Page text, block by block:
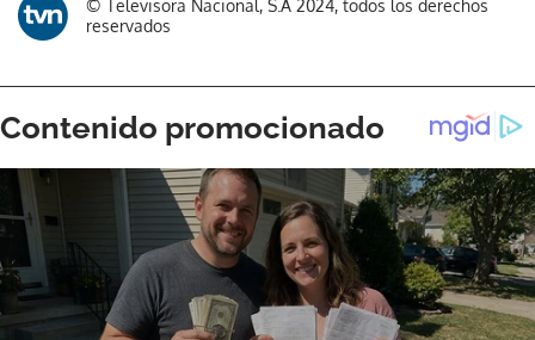
© Televisora Nacional, S.A 2024, todos los derechos
reservados